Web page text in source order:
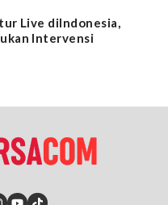
Live diIndonesia,
Intervensi